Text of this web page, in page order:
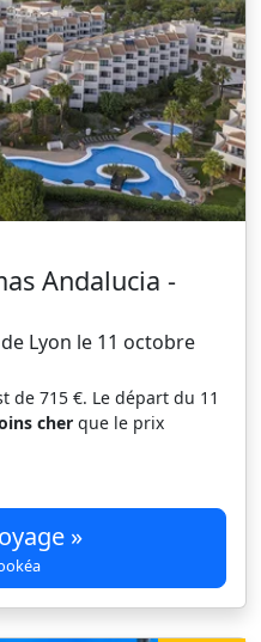
Andalucia -
Lyon le 11 octobre
de 715 €. Le départ du 11
cher que le prix
»